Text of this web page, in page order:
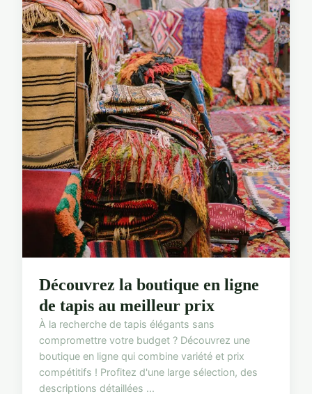
Découvrez la boutique en ligne
de tapis au meilleur prix
À la recherche de tapis élégants sans
compromettre votre budget ? Découvrez une
boutique en ligne qui combine variété et prix
compétitifs ! Profitez d'une large sélection, des
descriptions détaillées ...